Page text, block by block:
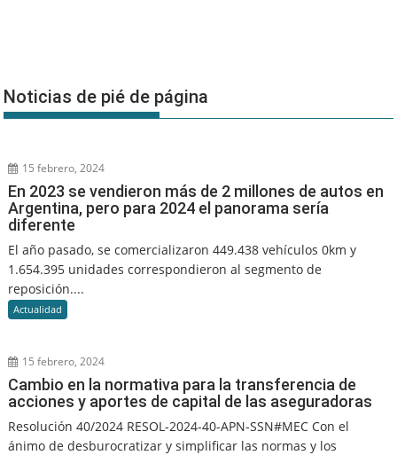
Noticias de pié de página
15 febrero, 2024
En 2023 se vendieron más de 2 millones de autos en
Argentina, pero para 2024 el panorama sería
diferente
El año pasado, se comercializaron 449.438 vehículos 0km y
1.654.395 unidades correspondieron al segmento de
reposición....
Actualidad
15 febrero, 2024
Cambio en la normativa para la transferencia de
acciones y aportes de capital de las aseguradoras
Resolución 40/2024 RESOL-2024-40-APN-SSN#MEC Con el
ánimo de desburocratizar y simplificar las normas y los